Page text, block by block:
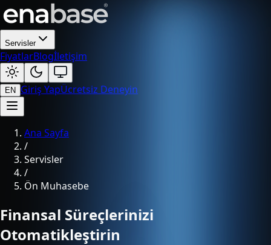
Servisler
FiyatlarBlogİletişim
EN Giriş YapÜcretsiz Deneyin
Ana Sayfa
/
Servisler
/
Ön Muhasebe
Finansal Süreçlerinizi
Otomatikleştirin